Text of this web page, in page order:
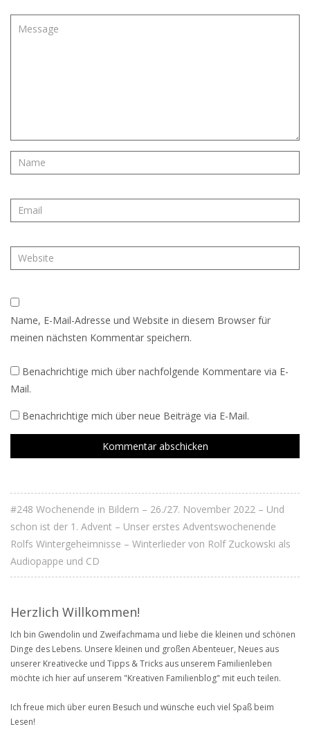
Name, E-Mail-Adresse und Website in diesem Browser für
meinen nächsten Kommentar speichern.
Benachrichtige mich über nachfolgende Kommentare via E-
Mail.
Benachrichtige mich über neue Beiträge via E-Mail.
#248 Wochenende in Bildern – 26./27. November 2022 – Und
schon ist der 1. Advent – Unser erstes Adventswochenende
Rolfs Wintergeheimnisse – Winterlieder von Rolf Zuckowski als
Audiopappe und CD
Herzlich Willkommen!
Ich bin Gwendolin und Zweifachmama und liebe die kleinen und schönen
Dinge des Lebens. Unsere kleinen und großen Abenteuer, Neues aus
unserer Kreativecke und Tipps & Tricks aus unserem Familienleben
möchte ich hier auf unserem "Kreativen Familienblog" mit euch teilen.
Ich freue mich über euren Besuch und wünsche euch viel Spaß beim
Lesen!